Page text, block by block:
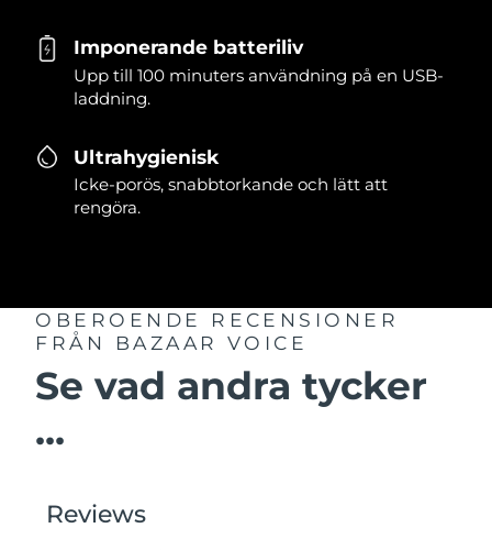
Imponerande batteriliv
Upp till 100 minuters användning på en USB-
laddning.
Ultrahygienisk
Icke-porös, snabbtorkande och lätt att
rengöra.
OBEROENDE RECENSIONER
FRÅN BAZAAR VOICE
Se vad andra tycker
...